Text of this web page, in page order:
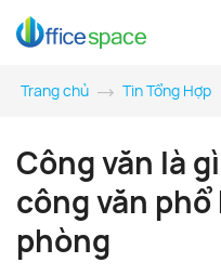
Trang chủ Tin Tổng Hợp
Công văn là
công văn
phòng